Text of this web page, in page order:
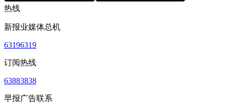
热线
新报业媒体总机
63196319
订阅热线
63883838
早报广告联系